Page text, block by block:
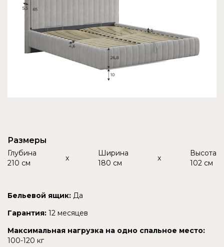
Размеры
Глубина
210 см
x
Ширина
180 см
x
Высота
102 см
Бельевой ящик: Да
Гарантия: 12 месяцев
Максимальная нагрузка на одно спальное место:
100-120 кг